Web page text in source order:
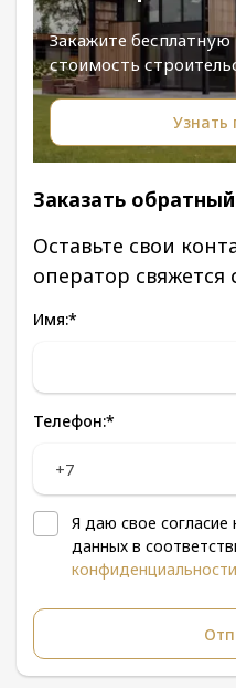
Закажите
стоимость
Узнать
Заказать
Оставьте свои
оператор свяжется
Имя:*
Телефон:*
Я даю свое согласие
данных в
конфиденциальности